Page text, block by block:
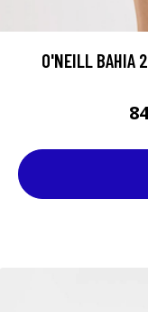
O'NEILL BAHIA